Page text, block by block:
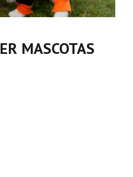
MASCOTAS